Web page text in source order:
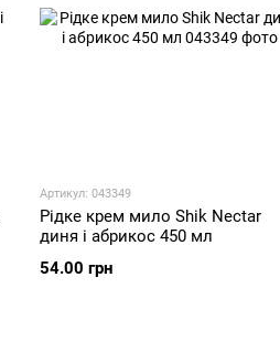
Артикул: 043349
Рідке крем мило Shik Nectar
диня і абрикос 450 мл
54.00 грн